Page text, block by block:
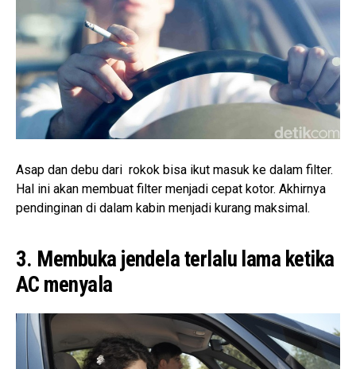
Asap dan debu dari rokok bisa ikut masuk ke dalam filter.
Hal ini akan membuat filter menjadi cepat kotor. Akhirnya
pendinginan di dalam kabin menjadi kurang maksimal.
3. Membuka jendela terlalu lama ketika
AC menyala